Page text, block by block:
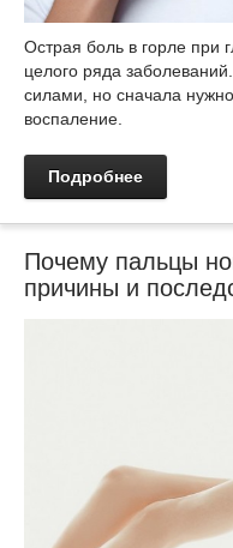
Острая боль в горле при
целого ряда
силами, но сначала
воспаление.
Подробнее
Почему пальцы
причины и